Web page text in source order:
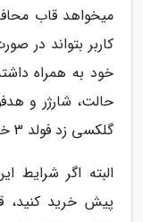
میخواهد قاب
کاربر بتواند در
خود به همراه
حالت، شارژر و
گلکسی زد فولد 3 خریداری شوند.
البته اگر شرایط
پیش خرید